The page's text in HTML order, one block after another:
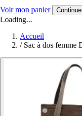
Voir mon panier
Loading...
Accueil
/ Sac à dos femme